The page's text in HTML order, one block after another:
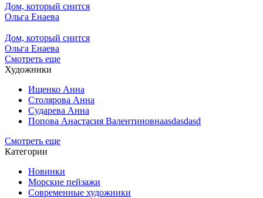
Дом, который снится
Ольга Енаева
Дом, который снится
Ольга Енаева
Смотреть еще
Художники
Ищенко Анна
Столярова Анна
Сударева Анна
Попова Анастасия Валентиновнаasdasdasd
Смотреть еще
Категории
Новинки
Морские пейзажи
Современные художники